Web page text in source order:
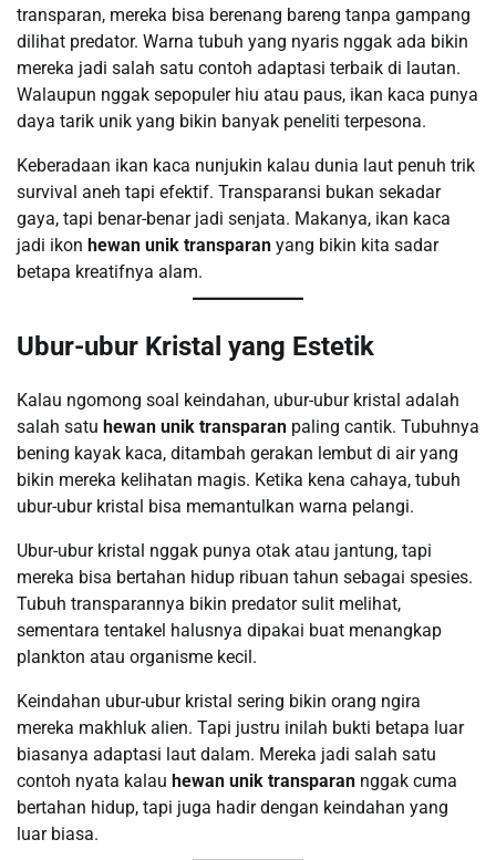
transparan, mereka bisa berenang bareng tanpa gampang
dilihat predator. Warna tubuh yang nyaris nggak ada bikin
mereka jadi salah satu contoh adaptasi terbaik di lautan.
Walaupun nggak sepopuler hiu atau paus, ikan kaca punya
daya tarik unik yang bikin banyak peneliti terpesona.
Keberadaan ikan kaca nunjukin kalau dunia laut penuh trik
survival aneh tapi efektif. Transparansi bukan sekadar
gaya, tapi benar-benar jadi senjata. Makanya, ikan kaca
jadi ikon hewan unik transparan yang bikin kita sadar
betapa kreatifnya alam.
Ubur-ubur Kristal yang Estetik
Kalau ngomong soal keindahan, ubur-ubur kristal adalah
salah satu hewan unik transparan paling cantik. Tubuhnya
bening kayak kaca, ditambah gerakan lembut di air yang
bikin mereka kelihatan magis. Ketika kena cahaya, tubuh
ubur-ubur kristal bisa memantulkan warna pelangi.
Ubur-ubur kristal nggak punya otak atau jantung, tapi
mereka bisa bertahan hidup ribuan tahun sebagai spesies.
Tubuh transparannya bikin predator sulit melihat,
sementara tentakel halusnya dipakai buat menangkap
plankton atau organisme kecil.
Keindahan ubur-ubur kristal sering bikin orang ngira
mereka makhluk alien. Tapi justru inilah bukti betapa luar
biasanya adaptasi laut dalam. Mereka jadi salah satu
contoh nyata kalau hewan unik transparan nggak cuma
bertahan hidup, tapi juga hadir dengan keindahan yang
luar biasa.